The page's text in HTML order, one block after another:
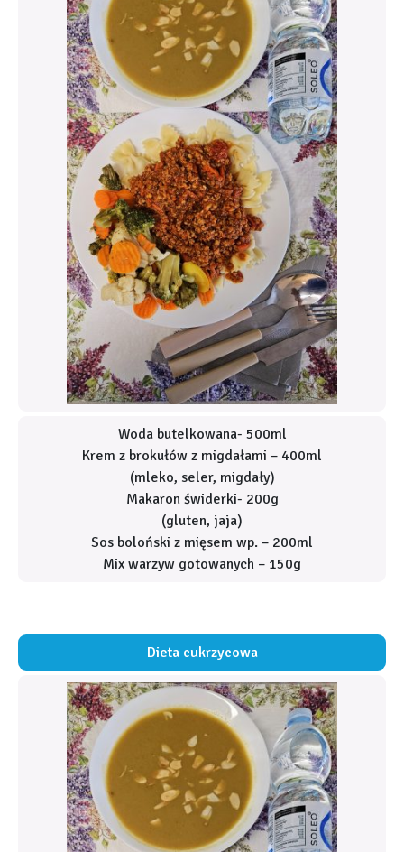
Woda butelkowana- 500ml
Krem z brokułów z migdałami – 400ml
(mleko, seler, migdały)
Makaron świderki- 200g
(gluten, jaja)
Sos boloński z mięsem wp. – 200ml
Mix warzyw gotowanych – 150g
Dieta cukrzycowa